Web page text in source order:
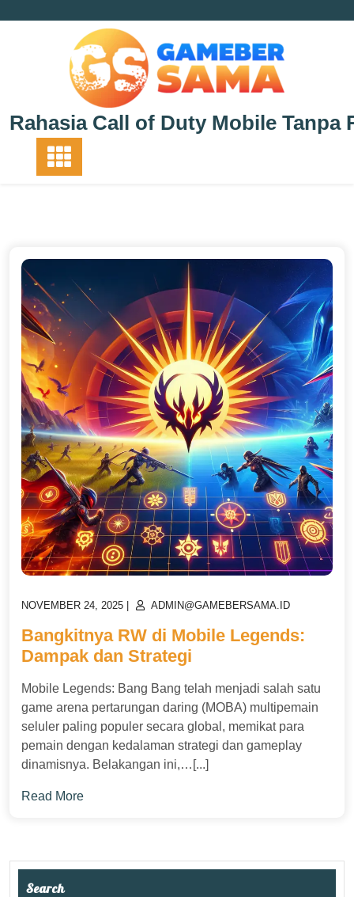
Rahasia Call of Duty Mobile Tanpa
POSTED
NOVEMBER 24, 2025
POSTED
ADMIN@GAMEBERSAMA.ID
Bangkitnya RW di Mobile Legends:
Dampak dan Strategi
Mobile Legends: Bang Bang telah menjadi salah satu
game arena pertarungan daring (MOBA) multipemain
seluler paling populer secara global, memikat para
pemain dengan kedalaman strategi dan gameplay
dinamisnya. Belakangan ini,…[...]
Read More
Search